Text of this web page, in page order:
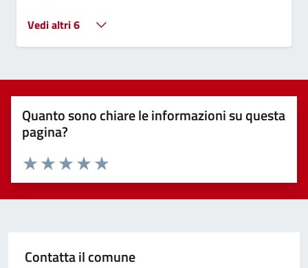
Vedi altri 6
Quanto sono chiare le informazioni su questa
pagina?
Valuta 5 stelle su 5
Valuta 4 stelle su 5
Valuta 3 stelle su 5
Valuta 2 stelle su 5
Valuta 1 stelle su 5
Contatta il comune